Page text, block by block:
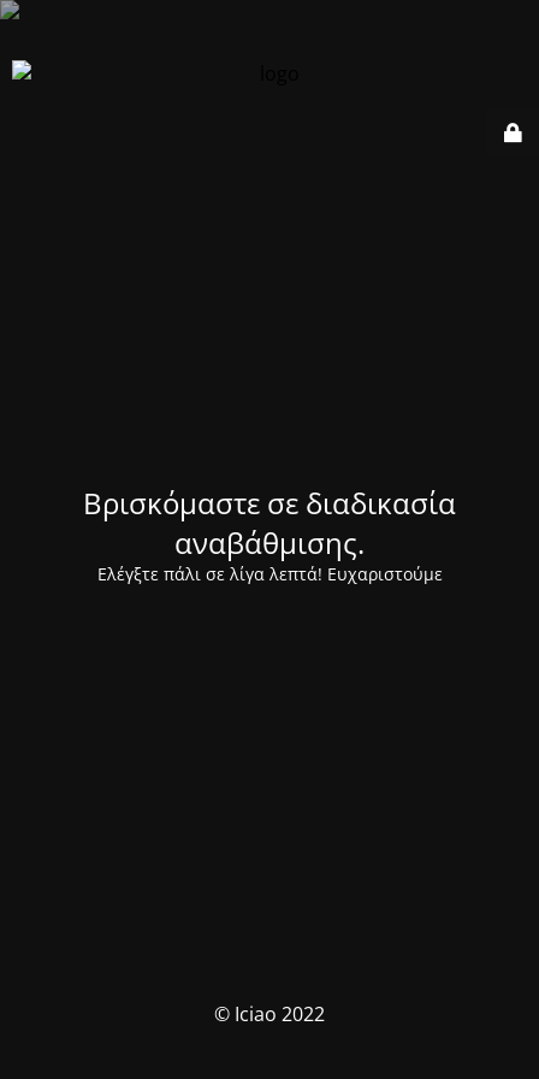
Βρισκόμαστε σε διαδικασία
αναβάθμισης.
Ελέγξτε πάλι σε λίγα λεπτά! Ευχαριστούμε
© Iciao 2022